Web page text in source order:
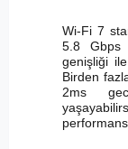
Wi-Fi 7
5.8 Gbps
genişliği
Birden
2ms